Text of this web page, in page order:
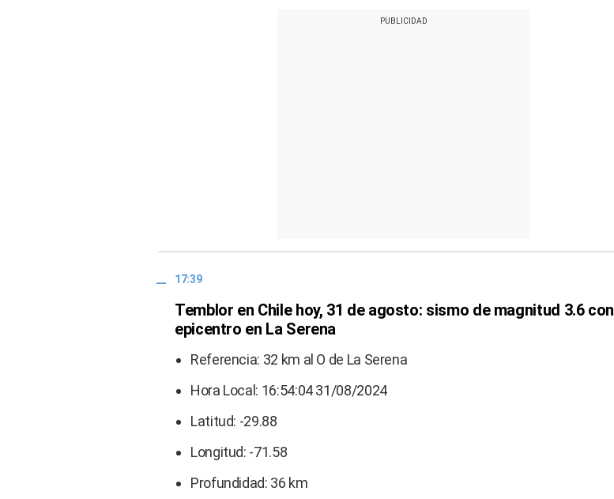
17:39
Temblor en Chile hoy, 31 de agosto: sismo de magnitud 3.6 con
epicentro en La Serena
Referencia: 32 km al O de La Serena
Hora Local: 16:54:04 31/08/2024
Latitud: -29.88
Longitud: -71.58
Profundidad: 36 km